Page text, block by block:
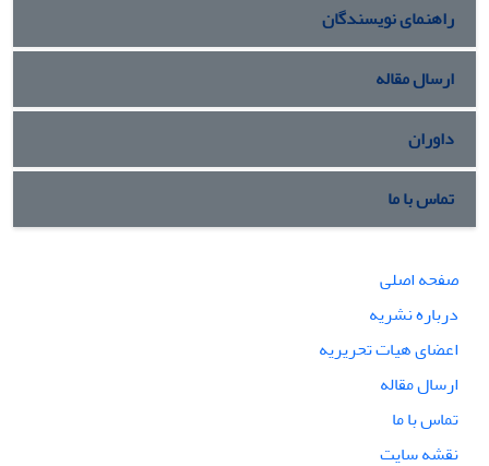
راهنمای نویسندگان
ارسال مقاله
داوران
تماس با ما
صفحه اصلی
درباره نشریه
اعضای هیات تحریریه
ارسال مقاله
تماس با ما
نقشه سایت